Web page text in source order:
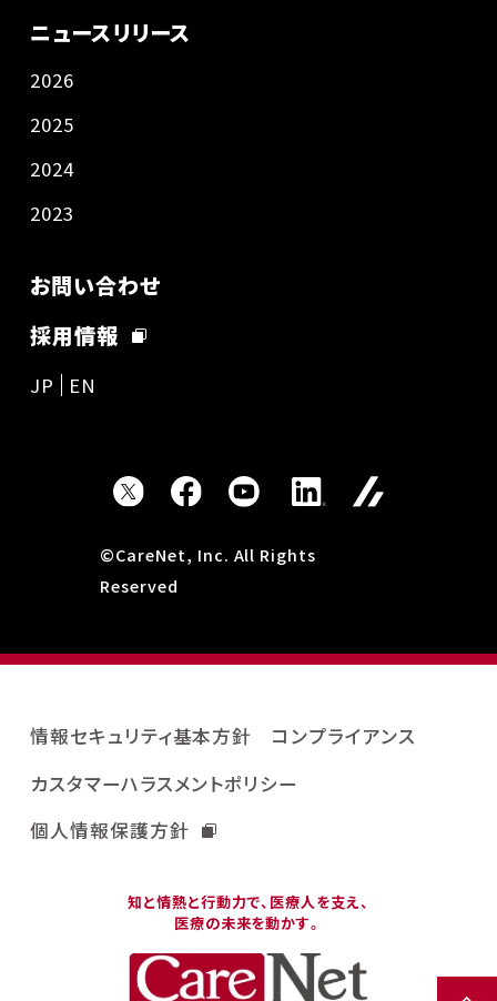
ニュースリリース
2026
2025
2024
2023
お問い合わせ
採用情報
JP EN
©CareNet, Inc. All Rights
Reserved
知と情熱と行動力で、医療人を支え、
医療の未来を動かす。
情報セキュリティ基本方針
コンプライアンス
カスタマーハラスメントポリシー
個人情報保護方針